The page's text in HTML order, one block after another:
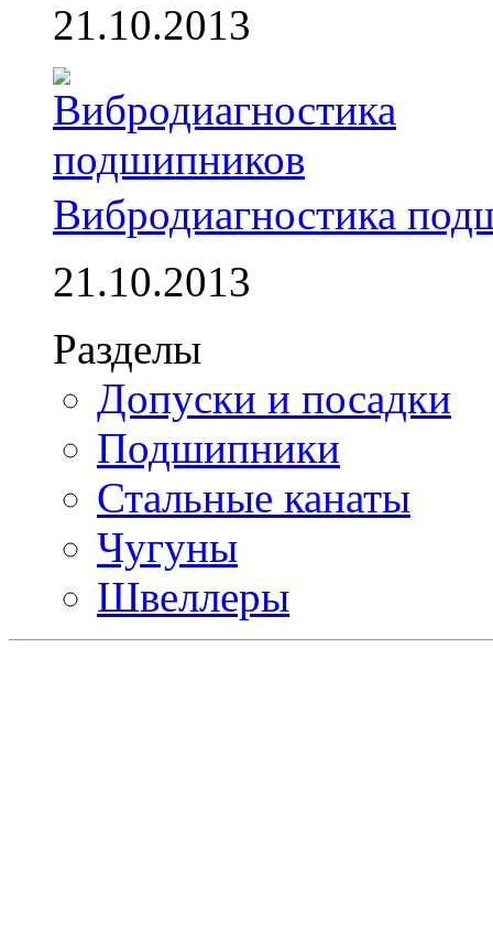
21.10.2013
Вибродиагностика
21.10.2013
Разделы
Допуски и посадки
Подшипники
Стальные канаты
Чугуны
Швеллеры